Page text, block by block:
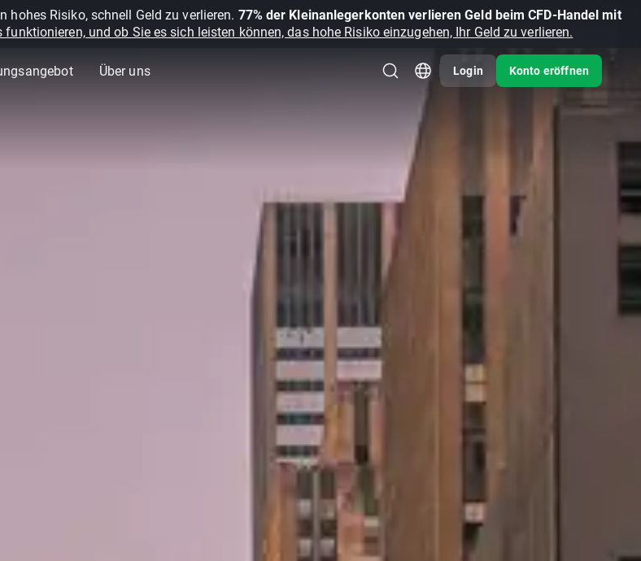
hohes Risiko, schnell Geld zu verlieren. 77% der Kleinanlegerkonten verlieren Geld beim CFD-Handel mit
funktionieren, und ob Sie es sich leisten können, das hohe Risiko einzugehen, Ihr Geld zu verlieren.
Über uns Login Konto eröffnen